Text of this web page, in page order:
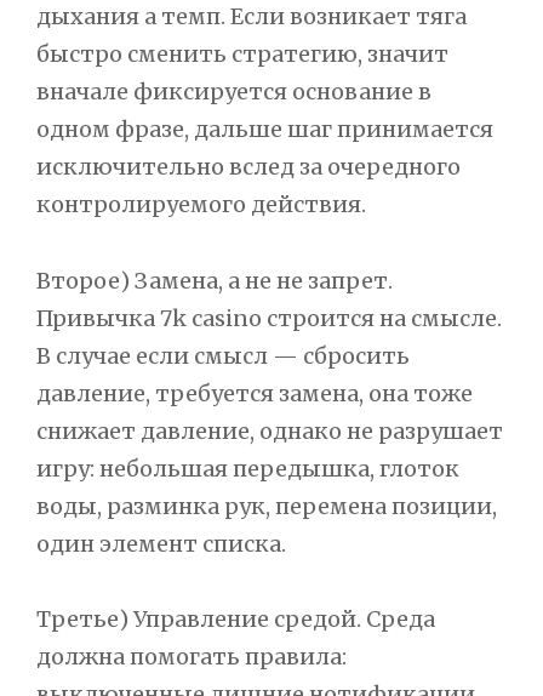
дыхания а темп. Если возникает тяга
быстро сменить стратегию, значит
вначале фиксируется основание в
одном фразе, дальше шаг принимается
исключительно вслед за очередного
контролируемого действия.
Второе) Замена, а не не запрет.
Привычка 7k casino строится на смысле.
В случае если смысл — сбросить
давление, требуется замена, она тоже
снижает давление, однако не разрушает
игру: небольшая передышка, глоток
воды, разминка рук, перемена позиции,
один элемент списка.
Третье) Управление средой. Среда
должна помогать правила: